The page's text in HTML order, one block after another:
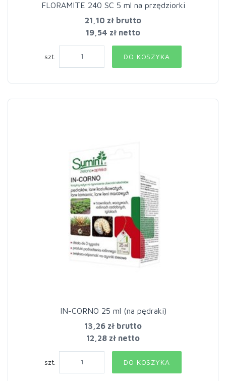
FLORAMITE 240 SC 5 ml na przędziorki
21,10 zł brutto
19,54 zł netto
szt. DO KOSZYKA
IN-CORNO 25 ml (na pędraki)
13,26 zł brutto
12,28 zł netto
szt. DO KOSZYKA